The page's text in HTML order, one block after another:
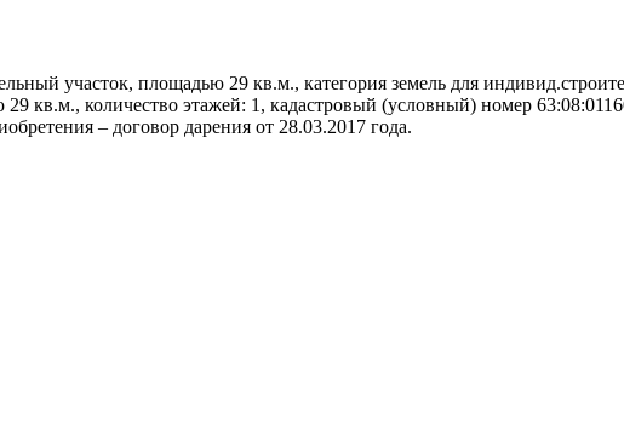
участок, площадью 29 кв.м., категория земель для
кв.м., количество этажей: 1, кадастровый (условный) номер
– договор дарения от 28.03.2017 года.